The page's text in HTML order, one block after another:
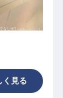
く見る